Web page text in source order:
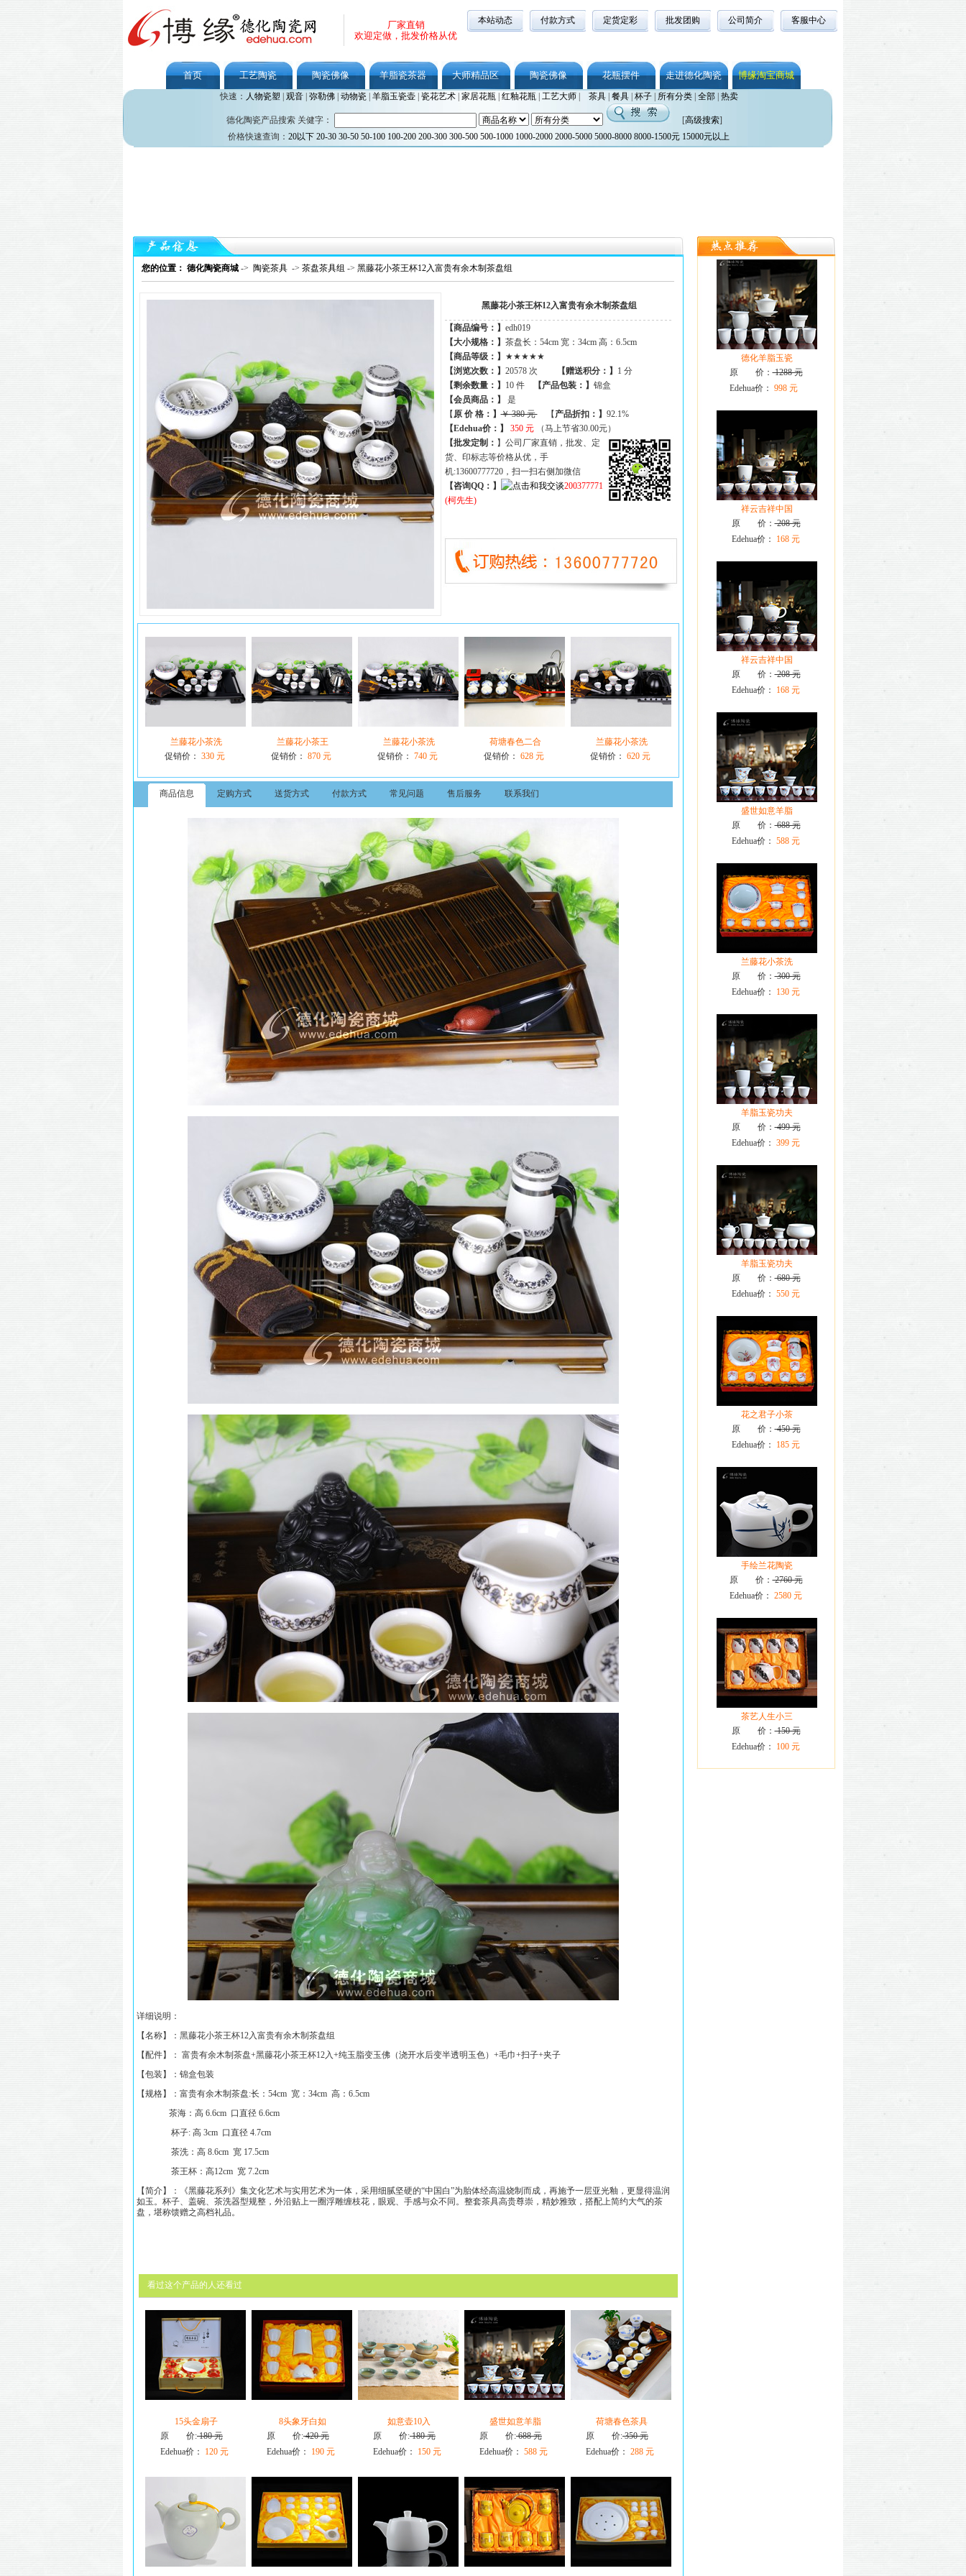
厂家直销
欢迎定做，批发价格从优
本站动态 付款方式 定货定彩 批发团购 公司简介 客服中心
首页 工艺陶瓷 陶瓷佛像 羊脂瓷茶器 大师精品区 陶瓷佛像 花瓶摆件 走进德化陶瓷 博缘淘宝商城
快速： 人物瓷塑 观音| 弥勒佛| 动物瓷| 羊脂玉瓷壶| 瓷花艺术| 家居花瓶| 红釉花瓶| 工艺大师| 茶具| 餐具| 杯子| 所有分类| 全部| 热卖
德化陶瓷产品搜索 关健字： [高级搜索]
价格快速查询： 20以下 20-30 30-50 50-100 100-200 200-300 300-500 500-1000 1000-2000 2000-5000 5000-8000 8000-1500元 15000元以上
您的位置： 德化陶瓷商城 -> 陶瓷茶具 -> 茶盘茶具组 -> 黑藤花小茶王杯12入富贵有余木制茶盘组
黑藤花小茶王杯12入富贵有余木制茶盘组
【商品编号：】 edh019
【大小规格：】 茶盘长：54cm 宽：34cm 高：6.5cm
【商品等级：】
★★★★★
【浏览次数：】 20578 次 【赠送积分：】
1 分
【剩余数量：】 10 件【产品包装：】 锦盒
【会员商品： 】
是
【 原 价 格： 】￥ 380 元【 产品折扣： 】 92.1%
【Edehua价：】
350 元
（马上节省30.00元）
【批发定制： 】公司厂家直销，批发、定
货、印标志等价格从优，手
机:13600777720，扫一扫右侧加微信
【咨询QQ：】
200377771
(柯先生)
兰藤花小茶洗
促销价： 330 元
兰藤花小茶王
促销价： 870 元
兰藤花小茶洗
促销价： 740 元
荷塘春色二合
促销价： 628 元
兰藤花小茶洗
促销价： 620 元
商品信息 定购方式 送货方式 付款方式 常见问题 售后服务 联系我们
详细说明：
【名称】： 黑藤花小茶王杯12入富贵有余木制茶盘组
【配件】： 富贵有余木制茶盘+黑藤花小茶王杯12入+纯玉脂变玉佛（浇开水后变半透明玉色）+毛巾+扫子+夹子
【包装】：锦盒包装
【规格】： 富贵有余木制茶盘:长：54cm 宽：34cm 高：6.5cm
茶海：高 6.6cm 口直径 6.6cm
杯子: 高 3cm 口直径 4.7cm
茶洗：高 8.6cm 宽 17.5cm
茶王杯：高12cm 宽 7.2cm
【简介】：《黑藤花系列 》集文化艺术与实用艺术为一体，采用细腻坚硬的“中国白”为胎体经高温烧制而成，再施予一层亚光釉，更显得温润
如玉。杯子、盖碗、茶洗器型规整，外沿贴上一圈浮雕缠枝花，眼观、手感与众不同。 整套茶具高贵尊崇，精妙雅致， 搭配上简约大气的茶
盘，堪称馈赠之高档礼品。
看过这个产品的人还看过
15头金扇子
原 价:180 元
Edehua价：
120 元
8头象牙白如
原 价:420 元
Edehua价：
190 元
如意壶10入
原 价:180 元
Edehua价：
150 元
盛世如意羊脂
原 价:688 元
Edehua价： 588 元
荷塘春色茶具
原 价:350 元
Edehua价： 288 元
德化羊脂玉瓷
原 价：1288 元
Edehua价： 998 元
祥云吉祥中国
原 价：208 元
Edehua价：
168 元
祥云吉祥中国
原 价：208 元
Edehua价：
168 元
盛世如意羊脂
原 价：688 元
Edehua价： 588 元
兰藤花小茶洗
原 价：300 元
Edehua价：
130 元
羊脂玉瓷功夫
原 价：499 元
Edehua价： 399 元
羊脂玉瓷功夫
原 价：680 元
Edehua价： 550 元
花之君子小茶
原 价：450 元
Edehua价：
185 元
手绘兰花陶瓷
原 价：2760 元
Edehua价： 2580 元
茶艺人生小三
原 价：150 元
Edehua价：
100 元